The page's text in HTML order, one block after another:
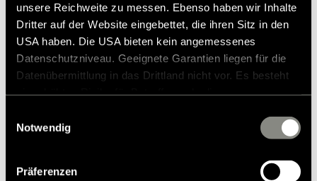
unsere Reichweite zu messen. Ebenso haben wir Inhalte
Dritter auf der Website eingebettet, die ihren Sitz in den
USA haben. Die USA bieten kein angemessenes
Datenschutzniveau. Geeignete Garantien liegen für die
Datenübermittlung in das Drittland nicht vor. Es besteht
zustehen. Eingesetzte Dienstleister können Daten für
zusammenführen. Weitere Informationen finden Sie in
unsererDatenschutzerklärung
. Akzeptieren Sie oder
Notwendig
Präferenzen
Stoelhoezen ISRI-zitting (76cm) 1992-